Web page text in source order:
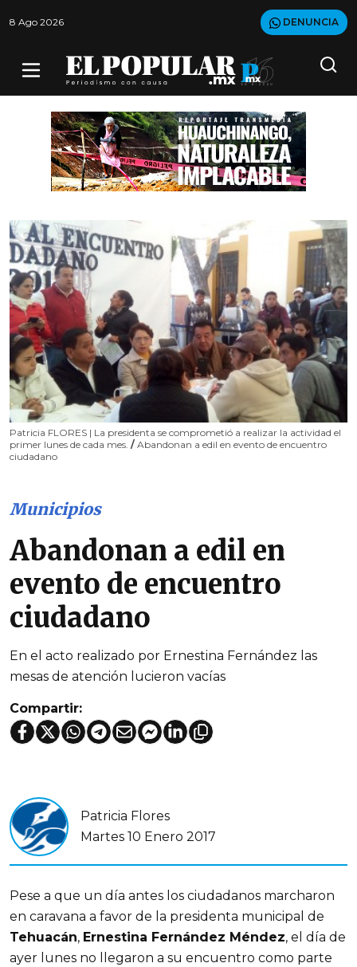
8 Ago 2026 DENUNCIA
Patricia FLORES | La presidenta se comprometió a realizar la actividad el
primer lunes de cada mes. / Abandonan a edil en evento de encuentro
ciudadano
Municipios
Abandonan a edil en
evento de encuentro
ciudadano
En el acto realizado por Ernestina Fernández las
mesas de atención lucieron vacías
Compartir:
Patricia Flores
Martes 10 Enero 2017
Pese a que un día antes los ciudadanos marcharon
en caravana a favor de la presidenta municipal de
Tehuacán, Ernestina Fernández Méndez, el día de
ayer lunes no llegaron a su encuentro como parte